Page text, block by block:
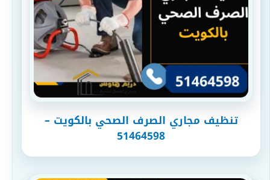
تنظيف مجاري الصرف الصحي بالكويت –
51464598